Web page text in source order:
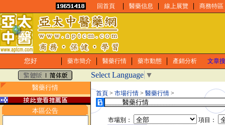
回首頁 醫藥信息 線上展覽 商務特區
您好 藥市簡介 醫藥行情 藥市動態 產銷分析 文章
Select Language ▼
醫藥行情
本區公告
首頁 > 市場行情 > 醫藥行情 >
醫藥行情
市場別：
項目：